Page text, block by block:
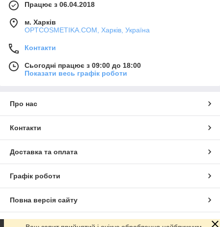
Працює з 06.04.2018
м. Харків
OPTCOSMETIKA.COM, Харків, Україна
Контакти
Сьогодні працює з 09:00 до 18:00
Показати весь графік роботи
Про нас
Контакти
Доставка та оплата
Графік роботи
Повна версія сайту
Сайт створено на маркетплейсі Prom.ua